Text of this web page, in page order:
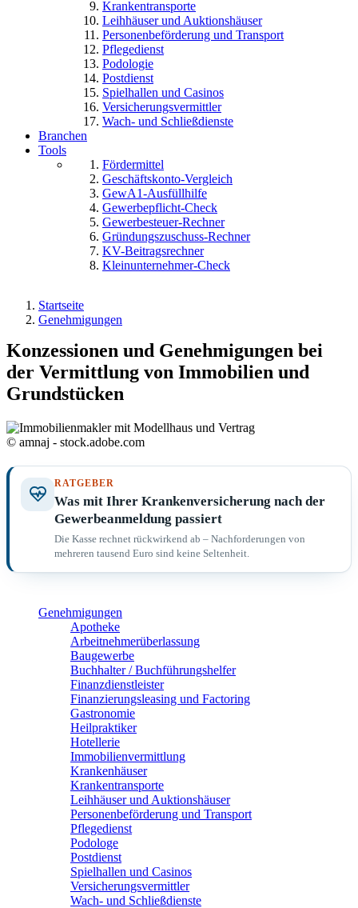
Krankentransporte
Leihhäuser und Auktionshäuser
Personenbeförderung und Transport
Pflegedienst
Podologie
Postdienst
Spielhallen und Casinos
Versicherungsvermittler
Wach- und Schließdienste
Branchen
Tools
Fördermittel
Geschäftskonto-Vergleich
GewA1-Ausfüllhilfe
Gewerbepflicht-Check
Gewerbesteuer-Rechner
Gründungszuschuss-Rechner
KV-Beitragsrechner
Kleinunternehmer-Check
Startseite
Genehmigungen
Konzessionen und Genehmigungen bei
der Vermittlung von Immobilien und
Grundstücken
© amnaj - stock.adobe.com
RATGEBER
Was mit Ihrer Krankenversicherung nach der
Gewerbeanmeldung passiert
Die Kasse rechnet rückwirkend ab – Nachforderungen von
mehreren tausend Euro sind keine Seltenheit.
Genehmigungen
Apotheke
Arbeitnehmerüberlassung
Baugewerbe
Buchhalter / Buchführungshelfer
Finanzdienstleister
Finanzierungsleasing und Factoring
Gastronomie
Heilpraktiker
Hotellerie
Immobilienvermittlung
Krankenhäuser
Krankentransporte
Leihhäuser und Auktionshäuser
Personenbeförderung und Transport
Pflegedienst
Podologe
Postdienst
Spielhallen und Casinos
Versicherungsvermittler
Wach- und Schließdienste